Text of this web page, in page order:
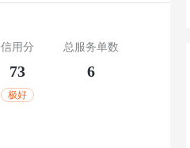
信用分
73
极好
总服务单数
6